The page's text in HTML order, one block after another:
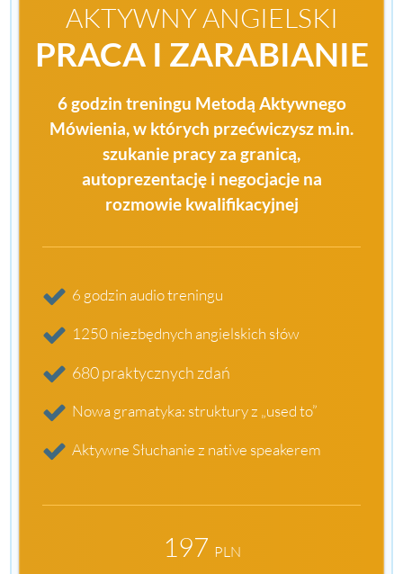
AKTYWNY ANGIELSKI
PRACA I ZARABIANIE
6 godzin treningu Metodą Aktywnego
Mówienia, w których przećwiczysz m.in.
szukanie pracy za granicą,
autoprezentację i negocjacje na
rozmowie kwalifikacyjnej
6 godzin audio treningu
1250 niezbędnych angielskich słów
680 praktycznych zdań
Nowa gramatyka: struktury z „used to”
Aktywne Słuchanie z native speakerem
197 PLN